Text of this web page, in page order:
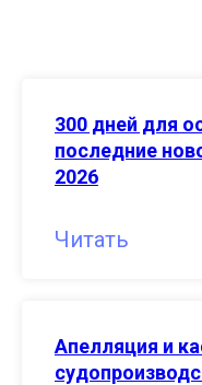
300 дней для
последние
2026
Читать
Апелляция и